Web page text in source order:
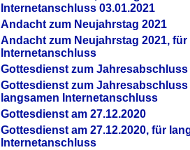
Internetanschluss 03.01.2021
Andacht zum Neujahrstag 2021
Andacht zum Neujahrstag 2021,
Internetanschluss
Gottesdienst zum Jahresabschluss
Gottesdienst zum Jahresabschluss
langsamen Internetanschluss
Gottesdienst am 27.12.2020
Gottesdienst am 27.12.2020, für
Internetanschluss